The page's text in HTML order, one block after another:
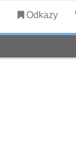
Odkazy